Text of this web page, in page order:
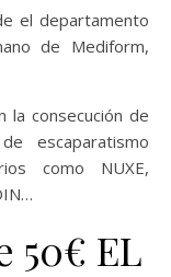
el departamento
de Mediform,
la consecución de
escaparatismo
como NUXE,
50€ EL